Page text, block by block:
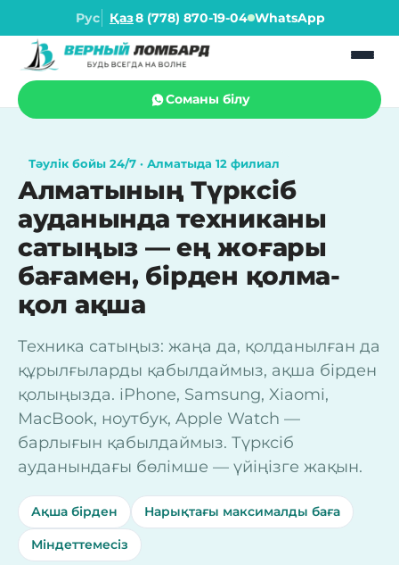
Рус Қаз8 (778) 870-19-04 WhatsApp
Соманы білу
Тәулік бойы 24/7 · Алматыда 12 филиал
Алматының Түрксіб
ауданында техниканы
сатыңыз — ең жоғары
бағамен, бірден қолма-
қол ақша
Техника сатыңыз: жаңа да, қолданылған да
құрылғыларды қабылдаймыз, ақша бірден
қолыңызда. iPhone, Samsung, Xiaomi,
MacBook, ноутбук, Apple Watch —
барлығын қабылдаймыз. Түрксіб
ауданындағы бөлімше — үйіңізге жақын.
Ақша бірден Нарықтағы максималды баға
Міндеттемесіз